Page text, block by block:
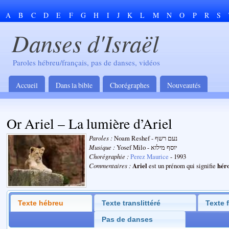
A B C D E F G H I J K L M N O P R S
Danses d'Israël
Paroles hébreu/français, pas de danses, vidéos
Accueil Dans la bible Chorégraphes Nouveautés
Or Ariel – La lumière d’Ariel
Paroles :
Noam Reshef - נעם רשף
Musique :
Yosef Milo - יוסף מילוא
Chorégraphie :Perez Maurice - 1993
Commentaires :Ariel est un prénom qui signifie
Texte hébreu Texte translittéré Texte
Pas de danses